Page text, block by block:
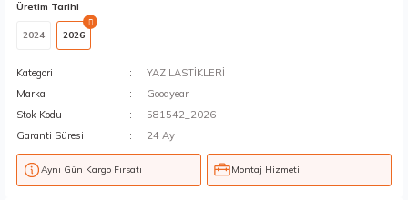
Üretim Tarihi
2024 2026
Kategori
YAZ LASTİKLERİ
Marka
Goodyear
Stok Kodu
581542_2026
Garanti Süresi
24 Ay
Aynı Gün Kargo Fırsatı Montaj Hizmeti